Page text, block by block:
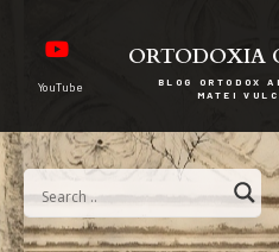
YouTube
ORTODOXIA
BLOG ORTODOX
MATEI